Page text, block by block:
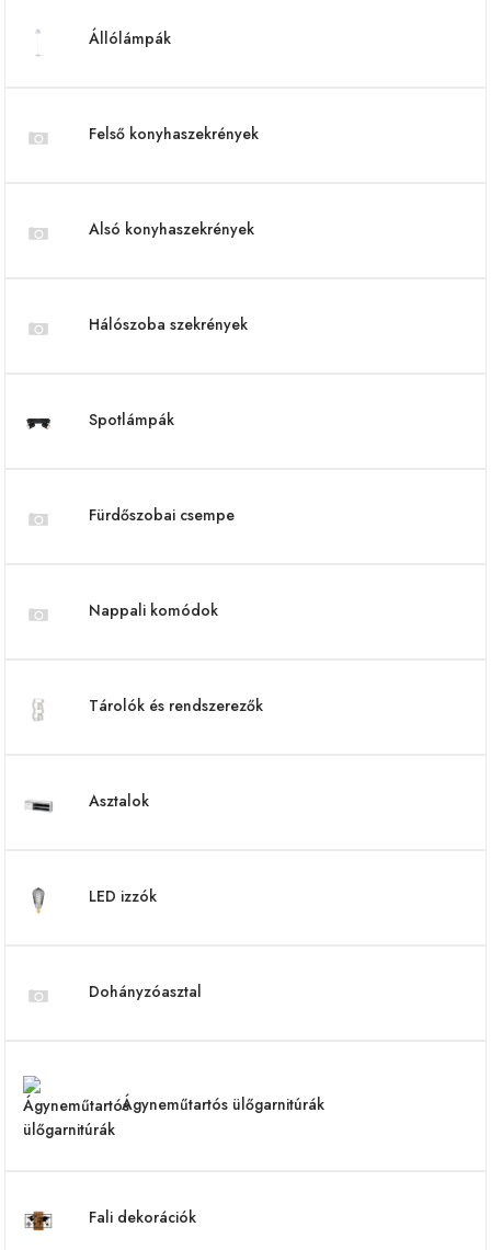
Állólámpák
Felső konyhaszekrények
Alsó konyhaszekrények
Hálószoba szekrények
Spotlámpák
Fürdőszobai csempe
Nappali komódok
Tárolók és rendszerezők
Asztalok
LED izzók
Dohányzóasztal
Ágyneműtartós ülőgarnitúrák
Fali dekorációk